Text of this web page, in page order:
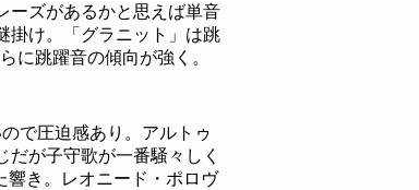
ーズがあるかと思えば単音
掛け。「グラニット」は跳
に跳躍音の傾向が強く。
で圧迫感あり。アルトゥ
が子守歌が一番騒々しく
響き。レオニード・ポロヴ